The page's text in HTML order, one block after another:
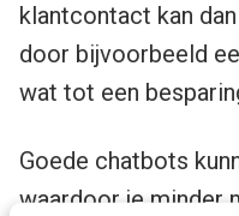
klantcontact kan
door bijvoorbeeld
wat tot een
Goede chatbots
waardoor je minder